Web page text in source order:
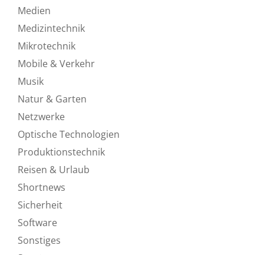
Medien
Medizintechnik
Mikrotechnik
Mobile & Verkehr
Musik
Natur & Garten
Netzwerke
Optische Technologien
Produktionstechnik
Reisen & Urlaub
Shortnews
Sicherheit
Software
Sonstiges